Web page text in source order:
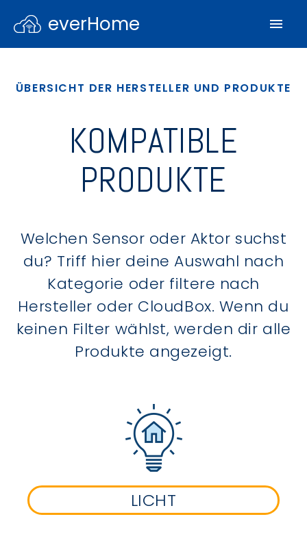
everHome
ÜBERSICHT DER HERSTELLER UND PRODUKTE
KOMPATIBLE
PRODUKTE
Welchen Sensor oder Aktor suchst
du? Triff hier deine Auswahl nach
Kategorie oder filtere nach
Hersteller oder CloudBox. Wenn du
keinen Filter wählst, werden dir alle
Produkte angezeigt.
LICHT